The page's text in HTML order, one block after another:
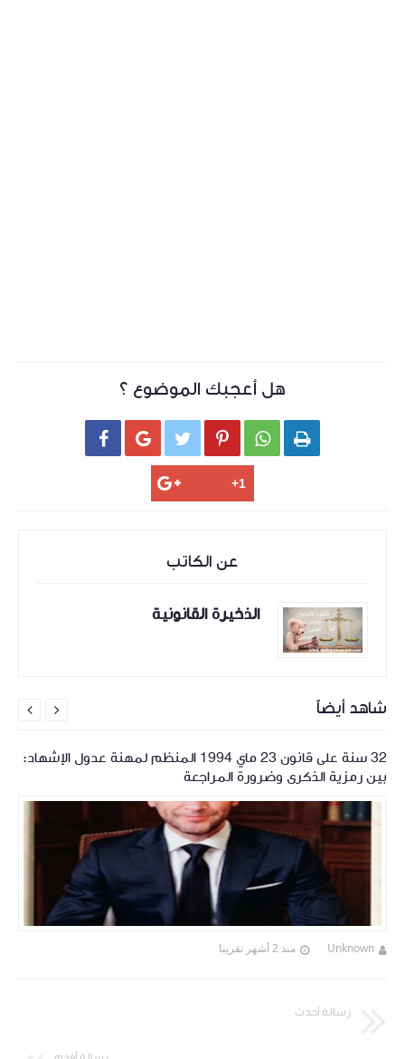
هل أعجبك الموضوع ؟
     
عن الكاتب
الذخيرة القانونية
شاهد أيضاً
32 سنة على قانون 23 ماي 1994 المنظم لمهنة عدول الإشهاد:
بين رمزية الذكرى وضرورة المراجعة
Unknown منذ 2 أشهر تقريبا


رسالة أحدث